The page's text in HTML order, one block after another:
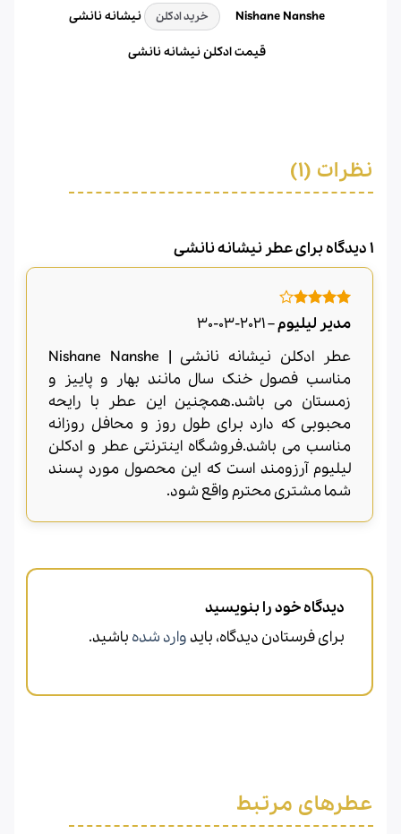
Nishane Nanshe خرید ادکلن نیشانه نانشی
قیمت ادکلن نیشانه نانشی
نظرات (1)
1 دیدگاه برای عطر نیشانه نانشی
امتیاز 4
از 5
مدیر لیلیوم–
2021-03-30
عطر ادکلن نیشانه نانشی | Nishane Nanshe
مناسب فصول خنک سال مانند بهار و پاییز و
زمستان می باشد.همچنین این عطر با رایحه
محبوبی که دارد برای طول روز و محافل روزانه
مناسب می باشد.فروشگاه اینترنتی عطر و ادکلن
لیلیوم آرزومند است که این محصول مورد پسند
شما مشتری محترم واقع شود.
دیدگاه خود را بنویسید
برای فرستادن دیدگاه، باید وارد شده باشید.
عطرهای مرتبط